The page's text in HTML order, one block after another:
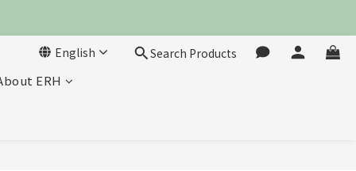
English Search Products
ERH